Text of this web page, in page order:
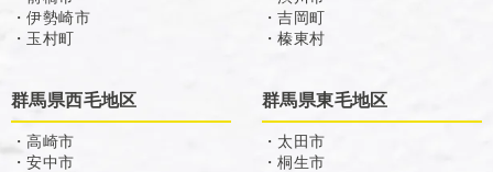
・伊勢崎市
・玉村町
・吉岡町
・榛東村
群馬県西毛地区
・高崎市
・安中市
群馬県東毛地区
・太田市
・桐生市